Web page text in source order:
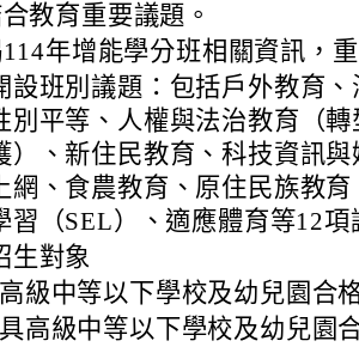
教育重要議題。
年增能學分班相關資訊，
設班別議題：包括戶外教育
別平等、人權與法治教育（
）、新住民教育、科技資訊
上網、食農教育、原住民族教
習（SEL）、適應體育等12項
生對象
高級中等以下學校及幼兒園合
具高級中等以下學校及幼兒園